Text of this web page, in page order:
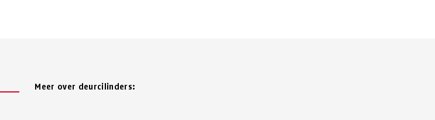
Meer over deurcilinders: